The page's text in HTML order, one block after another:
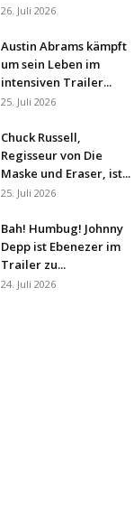
26. Juli 2026
Austin Abrams kämpft
um sein Leben im
intensiven Trailer...
25. Juli 2026
Chuck Russell,
Regisseur von Die
Maske und Eraser, ist...
25. Juli 2026
Bah! Humbug! Johnny
Depp ist Ebenezer im
Trailer zu...
24. Juli 2026